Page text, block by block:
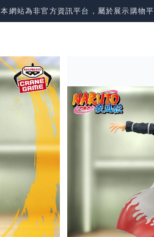
本網站為非官方資訊平台，屬於展示購物